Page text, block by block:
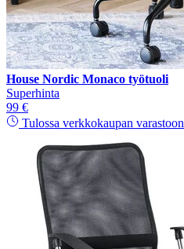
House Nordic Monaco työtuoli
Superhinta
99 €
Tulossa verkkokaupan varastoon